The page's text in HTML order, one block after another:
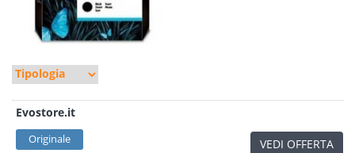
Evostore.it
Originale VEDI OFFERTA